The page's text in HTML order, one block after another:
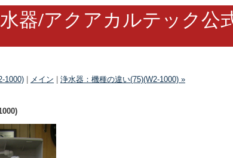
器/アクアカルテック公
1000) メイン
浄水器：機種の違い(75)(W2-1000) »